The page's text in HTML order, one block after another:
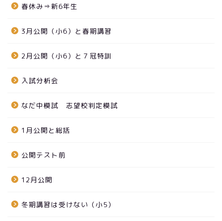
春休み⇒新6年生
3月公開（小6）と春期講習
2月公開（小6）と７冠特訓
入試分析会
なだ中模試 志望校判定模試
1月公開と総括
公開テスト前
12月公開
冬期講習は受けない（小5）